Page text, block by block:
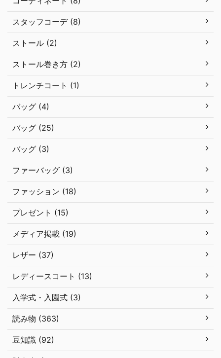
スタッフコーデ (8)
ストール (2)
ストール巻き方 (2)
トレンチコート (1)
バッグ (4)
バッグ (25)
バッグ (3)
ファーバッグ (3)
ファッション (18)
プレゼント (15)
メディア掲載 (19)
レザー (37)
レディースコート (13)
入学式・入園式 (3)
読み物 (363)
豆知識 (92)